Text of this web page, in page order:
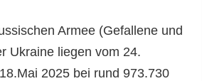
Armee (Gefallene und
Ukraine liegen vom 24.
2025 bei rund 973.730